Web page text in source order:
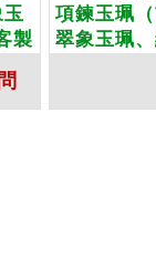
製
項鍊玉珮
翠象玉珮
帶黃褐色
各種翡翠
貨翡翠雙